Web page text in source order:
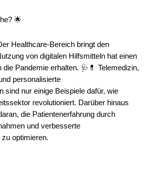
🌟
Healthcare-Bereich bringt den
von digitalen Hilfsmitteln hat einen
Pandemie erhalten. 🩺💊 Telemedizin,
personalisierte
sind nur einige Beispiele dafür, wie
revolutioniert. Darüber hinaus
die Patientenerfahrung durch
und verbesserte
optimieren.